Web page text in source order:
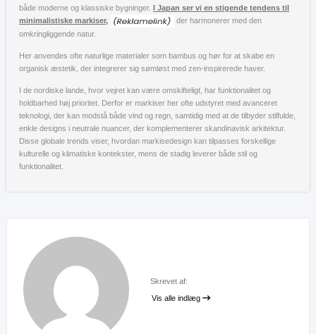
både moderne og klassiske bygninger. I Japan ser vi en stigende tendens til
minimalistiske markiser,
der harmonerer med den
omkringliggende natur.
Her anvendes ofte naturlige materialer som bambus og hør for at skabe en
organisk æstetik, der integrerer sig sømløst med zen-inspirerede haver.
I de nordiske lande, hvor vejret kan være omskifteligt, har funktionalitet og
holdbarhed høj prioritet. Derfor er markiser her ofte udstyret med avanceret
teknologi, der kan modstå både vind og regn, samtidig med at de tilbyder stilfulde,
enkle designs i neutrale nuancer, der komplementerer skandinavisk arkitektur.
Disse globale trends viser, hvordan markisedesign kan tilpasses forskellige
kulturelle og klimatiske kontekster, mens de stadig leverer både stil og
funktionalitet.
Skrevet af:
Vis alle indlæg